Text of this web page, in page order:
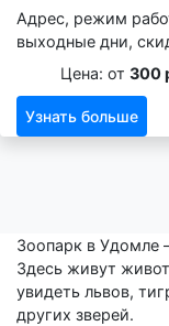
Адрес, режим
выходные дни,
Цена: от 300
Узнать больше
Зоопарк в Удомле
Здесь живут
увидеть львов,
других зверей.